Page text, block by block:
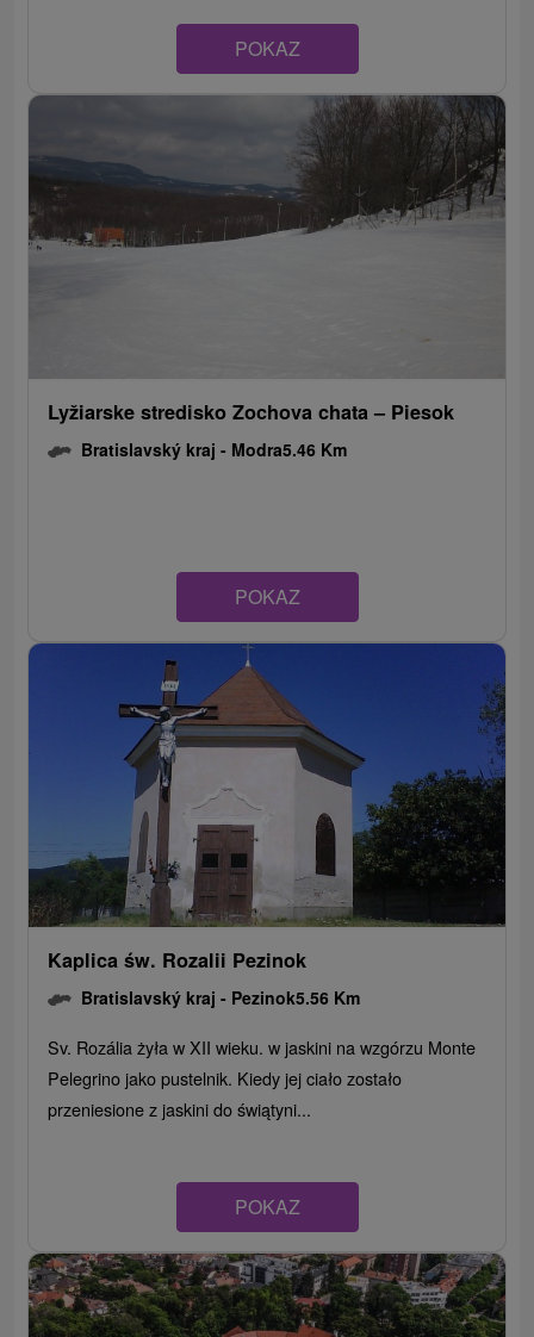
POKAZ
Lyžiarske stredisko Zochova chata – Piesok
Bratislavský kraj - Modra5.46 Km
POKAZ
Kaplica św. Rozalii Pezinok
Bratislavský kraj - Pezinok5.56 Km
Sv. Rozália żyła w XII wieku. w jaskini na wzgórzu Monte
Pelegrino jako pustelnik. Kiedy jej ciało zostało
przeniesione z jaskini do świątyni...
POKAZ